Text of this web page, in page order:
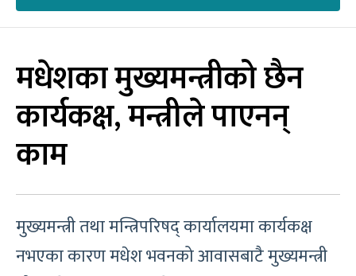
मधेशका मुख्यमन्त्रीको छैन
कार्यकक्ष, मन्त्रीले पाएनन्
काम
मुख्यमन्त्री तथा मन्त्रिपरिषद् कार्यालयमा कार्यकक्ष
नभएका कारण मधेश भवनको आवासबाटै मुख्यमन्त्री